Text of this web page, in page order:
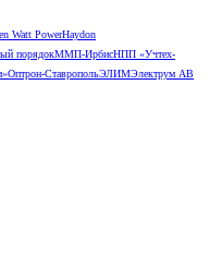
Watt PowerHaydon
порядокММП-ИрбисНПП «Учтех-
Оптрон-СтавропольЭЛИМЭлектрум АВ